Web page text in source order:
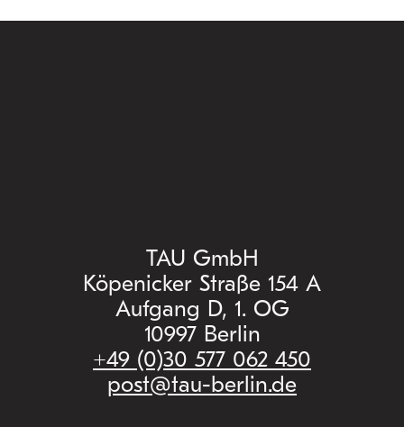
TAU GmbH
Köpenicker Straße 154 A
Aufgang D, 1. OG
10997 Berlin
+49 (0)30 577 062 450
post@tau-berlin.de